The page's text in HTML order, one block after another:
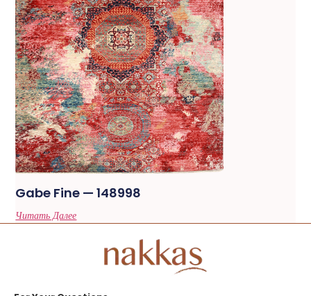
Gabe Fine — 148998
Читать Далее